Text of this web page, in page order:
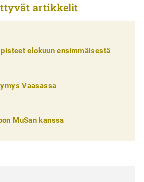
artikkelit
elokuun ensimmäisestä
Vaasassa
MuSan kanssa